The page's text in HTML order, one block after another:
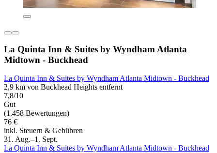
La Quinta Inn & Suites by Wyndham Atlanta
Midtown - Buckhead
La Quinta Inn & Suites by Wyndham Atlanta Midtown - Buckhead
2,9 km von Buckhead Heights entfernt
7,8/10
Gut
(1.458 Bewertungen)
76 €
inkl. Steuern & Gebühren
31. Aug.–1. Sept.
La Quinta Inn & Suites by Wyndham Atlanta Midtown - Buckhead